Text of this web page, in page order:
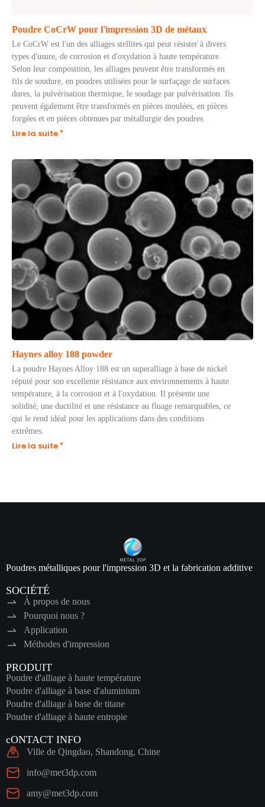
Poudre CoCrW pour l'impression 3D de métaux
Le CoCrW est l'un des alliages stellites qui peut résister à divers
types d'usure, de corrosion et d'oxydation à haute température.
Selon leur composition, les alliages peuvent être transformés en
fils de soudure, en poudres utilisées pour le surfaçage de surfaces
dures, la pulvérisation thermique, le soudage par pulvérisation. Ils
peuvent également être transformés en pièces moulées, en pièces
forgées et en pièces obtenues par métallurgie des poudres.
Lire la suite "
Haynes alloy 188 powder
La poudre Haynes Alloy 188 est un superalliage à base de nickel
réputé pour son excellente résistance aux environnements à haute
température, à la corrosion et à l'oxydation. Il présente une
solidité, une ductilité et une résistance au fluage remarquables, ce
qui le rend idéal pour les applications dans des conditions
extrêmes.
Lire la suite "
Poudres métalliques pour l'impression 3D et la fabrication additive
SOCIÉTÉ
À propos de nous
Pourquoi nous ?
Application
Méthodes d'impression
PRODUIT
Poudre d'alliage à haute température
Poudre d'alliage à base d'aluminium
Poudre d'alliage à base de titane
Poudre d'alliage à haute entropie
cONTACT INFO
Ville de Qingdao, Shandong, Chine
info@met3dp.com
amy@met3dp.com